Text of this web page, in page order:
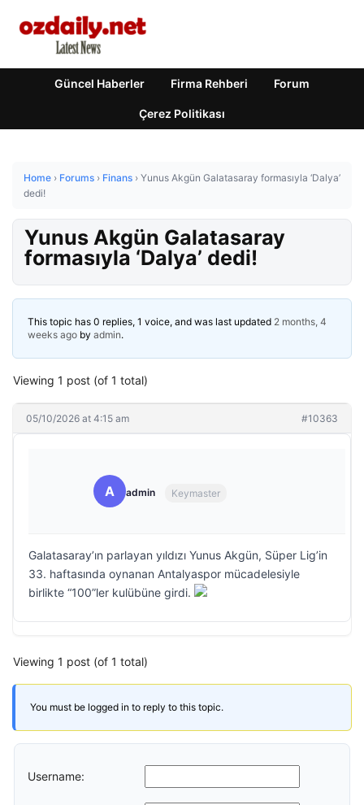
Güncel Haberler Firma Rehberi Forum
Çerez Politikası
Home › Forums › Finans › Yunus Akgün Galatasaray formasıyla ‘Dalya’
dedi!
Yunus Akgün Galatasaray
formasıyla ‘Dalya’ dedi!
This topic has 0 replies, 1 voice, and was last updated 2 months, 4
weeks ago by admin.
Viewing 1 post (of 1 total)
05/10/2026 at 4:15 am #10363
A admin Keymaster
Galatasaray’ın parlayan yıldızı Yunus Akgün, Süper Lig’in
33. haftasında oynanan Antalyaspor mücadelesiyle
birlikte “100”ler kulübüne girdi.
Viewing 1 post (of 1 total)
You must be logged in to reply to this topic.
Username: